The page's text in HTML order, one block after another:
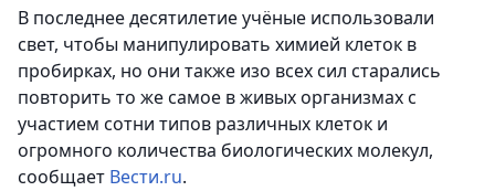
В последнее десятилетие учёные использовали
свет, чтобы манипулировать химией клеток в
пробирках, но они также изо всех сил старались
повторить то же самое в живых организмах с
участием сотни типов различных клеток и
огромного количества биологических молекул,
сообщает Вести.ru.